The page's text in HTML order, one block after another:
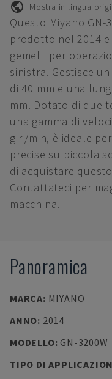
Mostra in lingua
Questo Miyano GN-
prodotto nel 2014
gemelli per
sinistra. Gestisce
di 40 mm e una
mm. Dotato di due
una gamma di
giri/min, è ideale
precise su piccola
di acquistare
Contattateci per
macchina.
Panoramica
MARCA: MIYANO
ANNO: 2014
MODELLO: GN-3200W
TIPO DI